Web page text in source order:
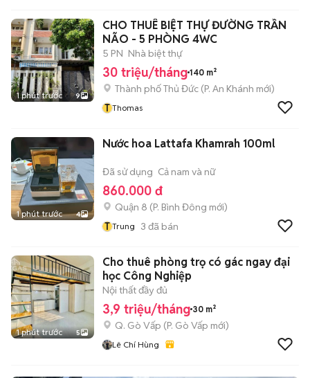
1 phút trước 9
CHO THUÊ BIỆT THỰ ĐƯỜNG TRẦN
NÃO - 5 PHÒNG 4WC
5 PN Nhà biệt thự
30 triệu/tháng 140 m²
Thành phố Thủ Đức (P. An Khánh mới)
T Thomas
1 phút trước 4
Nước hoa Lattafa Khamrah 100ml
Đã sử dụng Cả nam và nữ
860.000 đ
Quận 8 (P. Bình Đông mới)
T Trung 3 đã bán
1 phút trước 5
Cho thuê phòng trọ có gác ngay đại
học Công Nghiệp
Nội thất đầy đủ
3,9 triệu/tháng 30 m²
Q. Gò Vấp (P. Gò Vấp mới)
Lê Chí Hùng